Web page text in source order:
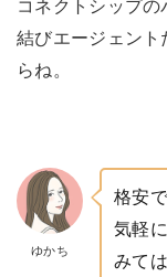
コネクトシップ
結びエージェント
らね。
ゆかち
格安
気軽
みて